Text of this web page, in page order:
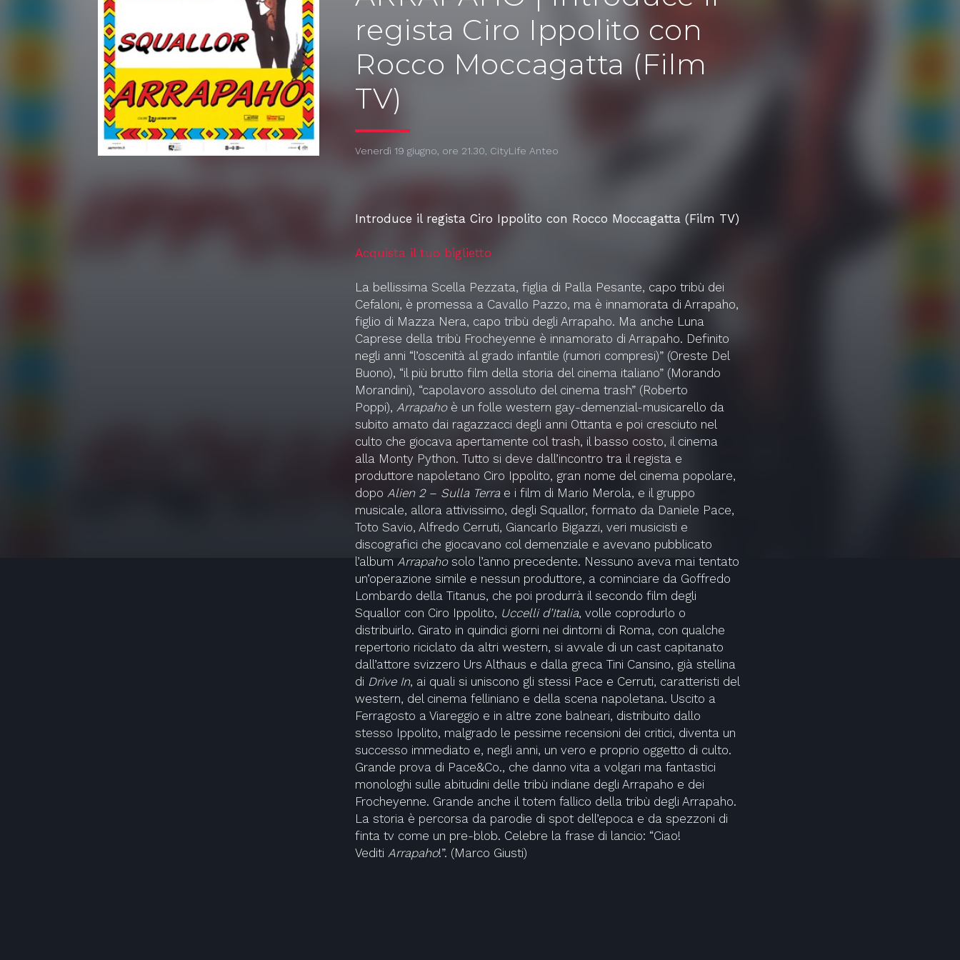
regista Ciro Ippolito con
Rocco Moccagatta (Film
TV)
Venerdì 19 giugno, ore 21.30, CityLife Anteo
Introduce il regista Ciro Ippolito con Rocco Moccagatta (Film TV)
Acquista il tuo biglietto
La bellissima Scella Pezzata, figlia di Palla Pesante, capo tribù dei
Cefaloni, è promessa a Cavallo Pazzo, ma è innamorata di Arrapaho,
figlio di Mazza Nera, capo tribù degli Arrapaho. Ma anche Luna
Caprese della tribù Frocheyenne è innamorato di Arrapaho. Definito
negli anni “l’oscenità al grado infantile (rumori compresi)” (Oreste Del
Buono), “il più brutto film della storia del cinema italiano” (Morando
Morandini), “capolavoro assoluto del cinema trash” (Roberto
Poppi), Arrapaho è un folle western gay-demenzial-musicarello da
subito amato dai ragazzacci degli anni Ottanta e poi cresciuto nel
culto che giocava apertamente col trash, il basso costo, il cinema
alla Monty Python. Tutto si deve dall’incontro tra il regista e
produttore napoletano Ciro Ippolito, gran nome del cinema popolare,
dopo Alien 2 – Sulla Terra e i film di Mario Merola, e il gruppo
musicale, allora attivissimo, degli Squallor, formato da Daniele Pace,
Toto Savio, Alfredo Cerruti, Giancarlo Bigazzi, veri musicisti e
discografici che giocavano col demenziale e avevano pubblicato
l’album Arrapaho solo l’anno precedente. Nessuno aveva mai tentato
un’operazione simile e nessun produttore, a cominciare da Goffredo
Lombardo della Titanus, che poi produrrà il secondo film degli
Squallor con Ciro Ippolito, Uccelli d’Italia, volle coprodurlo o
distribuirlo. Girato in quindici giorni nei dintorni di Roma, con qualche
repertorio riciclato da altri western, si avvale di un cast capitanato
dall’attore svizzero Urs Althaus e dalla greca Tini Cansino, già stellina
di Drive In, ai quali si uniscono gli stessi Pace e Cerruti, caratteristi del
western, del cinema felliniano e della scena napoletana. Uscito a
Ferragosto a Viareggio e in altre zone balneari, distribuito dallo
stesso Ippolito, malgrado le pessime recensioni dei critici, diventa un
successo immediato e, negli anni, un vero e proprio oggetto di culto.
Grande prova di Pace&Co., che danno vita a volgari ma fantastici
monologhi sulle abitudini delle tribù indiane degli Arrapaho e dei
Frocheyenne. Grande anche il totem fallico della tribù degli Arrapaho.
La storia è percorsa da parodie di spot dell’epoca e da spezzoni di
finta tv come un pre-blob. Celebre la frase di lancio: “Ciao!
Vediti Arrapaho!”. (Marco Giusti)